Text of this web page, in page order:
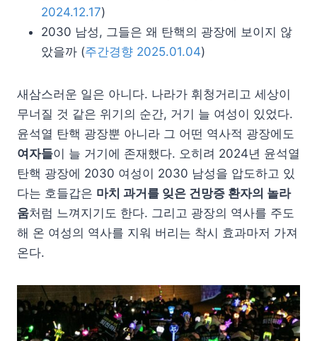
2024.12.17)
2030 남성, 그들은 왜 탄핵의 광장에 보이지 않
았을까 (주간경향 2025.01.04)
새삼스러운 일은 아니다. 나라가 휘청거리고 세상이
무너질 것 같은 위기의 순간, 거기 늘 여성이 있었다.
윤석열 탄핵 광장뿐 아니라 그 어떤 역사적 광장에도
여자들이 늘 거기에 존재했다. 오히려 2024년 윤석열
탄핵 광장에 2030 여성이 2030 남성을 압도하고 있
다는 호들갑은 마치 과거를 잊은 건망증 환자의 놀라
움처럼 느껴지기도 한다. 그리고 광장의 역사를 주도
해 온 여성의 역사를 지워 버리는 착시 효과마저 가져
온다.